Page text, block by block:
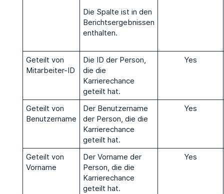
Die Spalte ist in den
Berichtsergebnissen
enthalten.
Geteilt von
Mitarbeiter-ID
Die ID der Person,
die die
Karrierechance
geteilt hat.
Yes
Geteilt von
Benutzername
Der Benutzername
der Person, die die
Karrierechance
geteilt hat.
Yes
Geteilt von
Vorname
Der Vorname der
Person, die die
Karrierechance
geteilt hat.
Yes